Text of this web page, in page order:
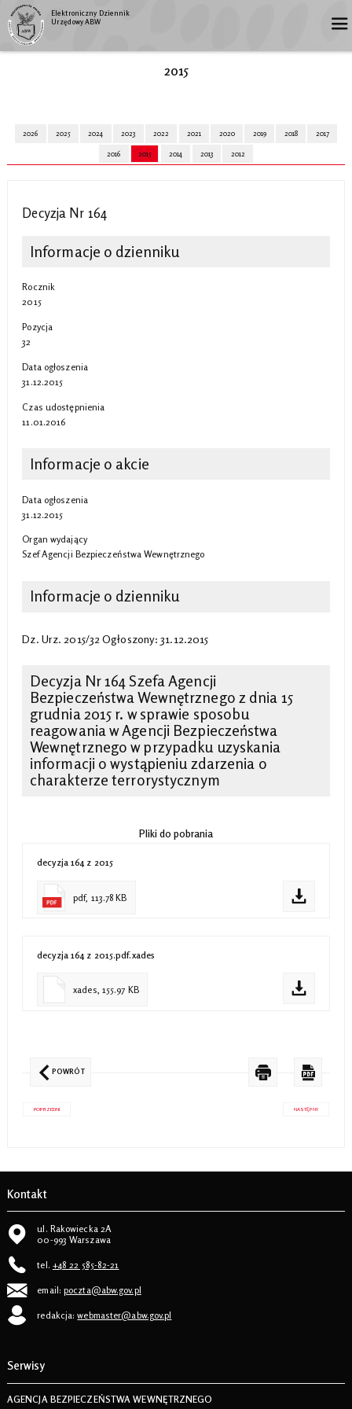
Elektroniczny Dziennik
Urzędowy ABW
2015
2026 2025 2024 2023 2022 2021 2020 2019 2018 2017
2016 2015 2014 2013 2012
Decyzja Nr 164
Informacje o dzienniku
Rocznik
2015
Pozycja
32
Data ogłoszenia
31.12.2015
Czas udostępnienia
11.01.2016
Informacje o akcie
Data ogłoszenia
31.12.2015
Organ wydający
Szef Agencji Bezpieczeństwa Wewnętrznego
Informacje o dzienniku
Dz. Urz. 2015/32 Ogłoszony: 31.12.2015
Decyzja Nr 164 Szefa Agencji
Bezpieczeństwa Wewnętrznego z dnia 15
grudnia 2015 r. w sprawie sposobu
reagowania w Agencji Bezpieczeństwa
Wewnętrznego w przypadku uzyskania
informacji o wystąpieniu zdarzenia o
charakterze terrorystycznym
Pliki do pobrania
decyzja 164 z 2015
pdf, 113.78 KB
decyzja 164 z 2015.pdf.xades
xades, 155.97 KB
POWRÓT
POPRZEDNI NASTĘPNY
Kontakt
ul. Rakowiecka 2A
00-993 Warszawa
tel. +48 22 585-82-21
email:poczta@abw.gov.pl
redakcja:webmaster@abw.gov.pl
Serwisy
AGENCJA BEZPIECZEŃSTWA WEWNĘTRZNEGO